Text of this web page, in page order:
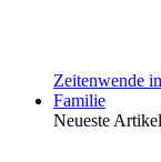
Zeitenwende
Familie
Neueste Artikel